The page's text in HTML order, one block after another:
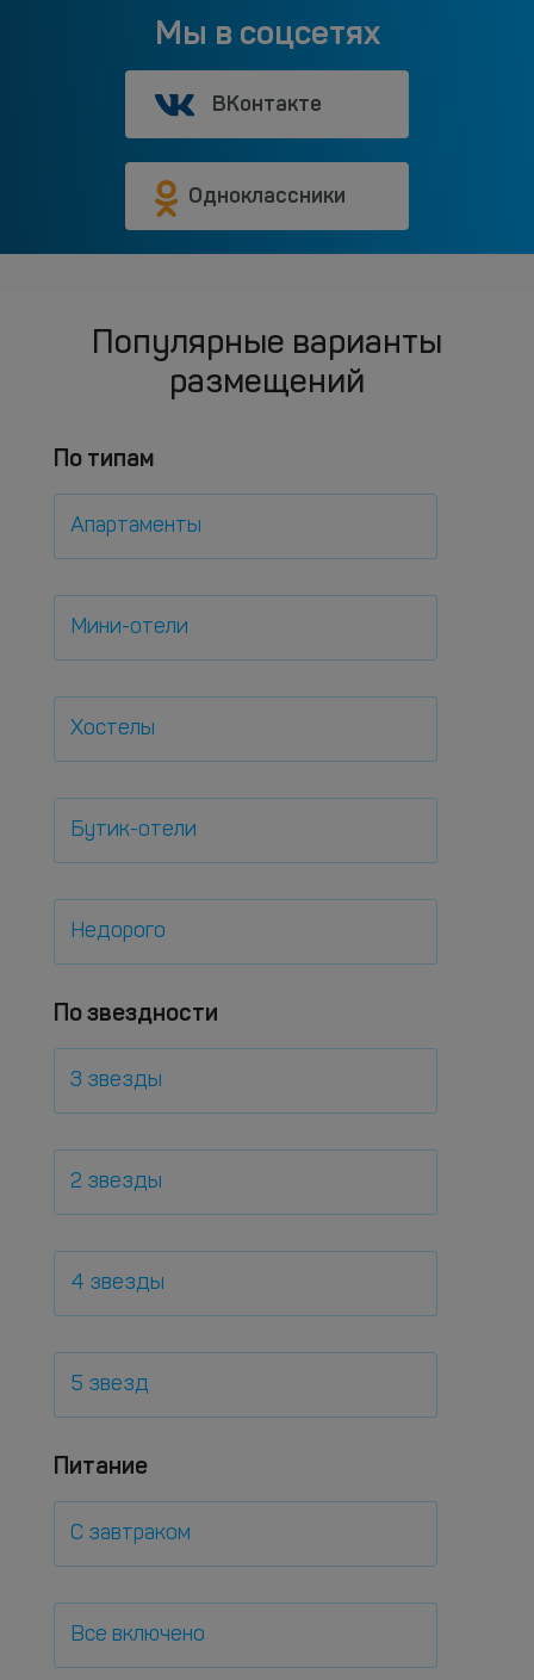
Мы в соцсетях
ВКонтакте
Одноклассники
Популярные варианты
размещений
По типам
Апартаменты
Мини-отели
Хостелы
Бутик-отели
Недорого
По звездности
3 звезды
2 звезды
4 звезды
5 звезд
Питание
С завтраком
Все включено